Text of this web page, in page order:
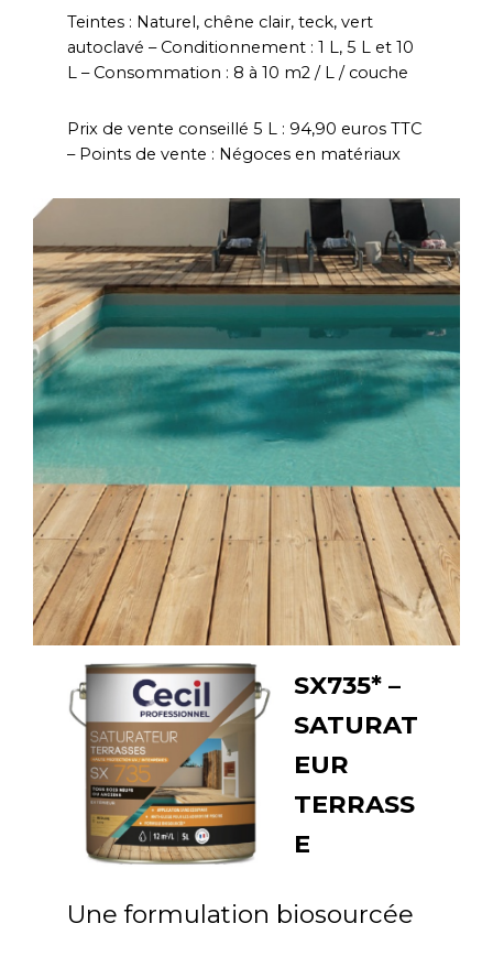
Teintes : Naturel, chêne clair, teck, vert
autoclavé – Conditionnement : 1 L, 5 L et 10
L – Consommation : 8 à 10 m2 / L / couche
Prix de vente conseillé 5 L : 94,90 euros TTC
– Points de vente : Négoces en matériaux
SX735* –
SATURAT
EUR
TERRASS
E
Une formulation biosourcée